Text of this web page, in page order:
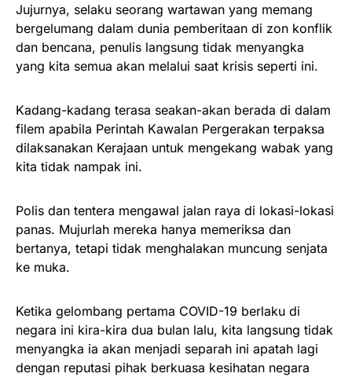
Jujurnya, selaku seorang wartawan yang memang
bergelumang dalam dunia pemberitaan di zon konflik
dan bencana, penulis langsung tidak menyangka
yang kita semua akan melalui saat krisis seperti ini.
Kadang-kadang terasa seakan-akan berada di dalam
filem apabila Perintah Kawalan Pergerakan terpaksa
dilaksanakan Kerajaan untuk mengekang wabak yang
kita tidak nampak ini.
Polis dan tentera mengawal jalan raya di lokasi-lokasi
panas. Mujurlah mereka hanya memeriksa dan
bertanya, tetapi tidak menghalakan muncung senjata
ke muka.
Ketika gelombang pertama COVID-19 berlaku di
negara ini kira-kira dua bulan lalu, kita langsung tidak
menyangka ia akan menjadi separah ini apatah lagi
dengan reputasi pihak berkuasa kesihatan negara